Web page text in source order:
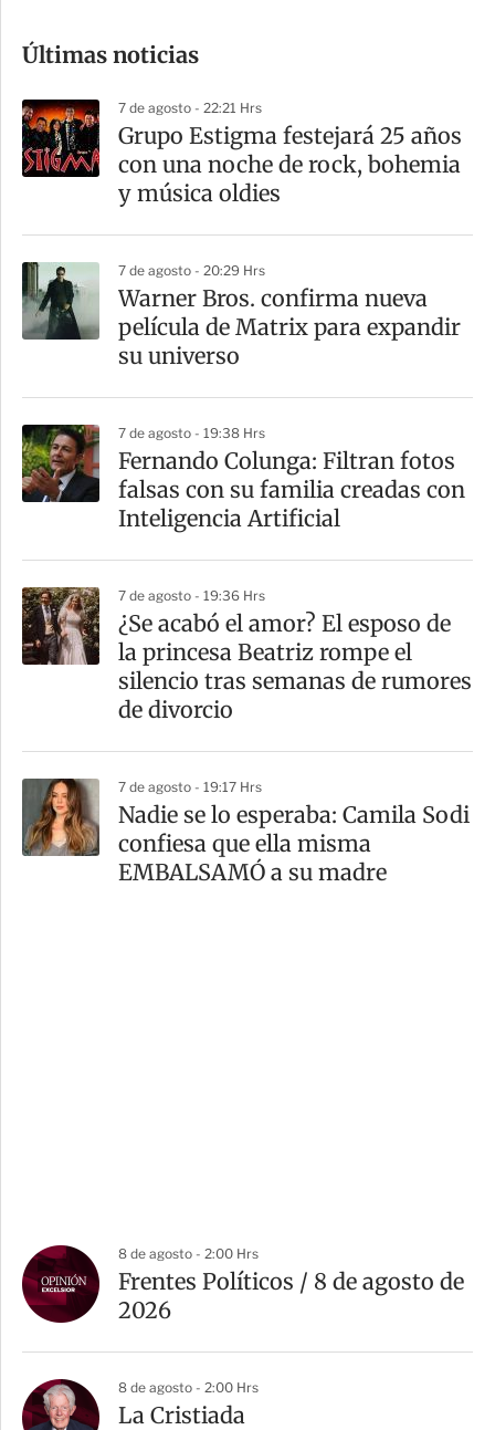
m
a
r
t
Últimas noticias
7 de agosto - 22:21 Hrs
Grupo Estigma festejará 25 años
con una noche de rock, bohemia
y música oldies
7 de agosto - 20:29 Hrs
Warner Bros. confirma nueva
película de Matrix para expandir
su universo
7 de agosto - 19:38 Hrs
Fernando Colunga: Filtran fotos
falsas con su familia creadas con
Inteligencia Artificial
7 de agosto - 19:36 Hrs
¿Se acabó el amor? El esposo de
la princesa Beatriz rompe el
silencio tras semanas de rumores
de divorcio
7 de agosto - 19:17 Hrs
Nadie se lo esperaba: Camila Sodi
confiesa que ella misma
EMBALSAMÓ a su madre
8 de agosto - 2:00 Hrs
Frentes Políticos / 8 de agosto de
2026
8 de agosto - 2:00 Hrs
La Cristiada